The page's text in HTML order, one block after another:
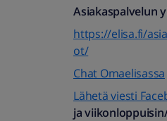
Asiakaspalvelun
https://elisa.fi/
ot/
Chat Omaelisassa
Lähetä viesti
ja